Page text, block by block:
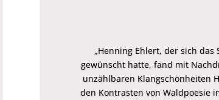
„Henning Ehlert, der sich das
gewünscht hatte, fand mit
unzählbaren Klangschönheiten
den Kontrasten von Waldpoesie